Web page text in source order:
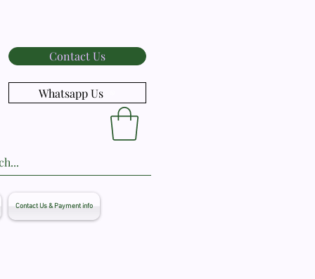
Contact Us
Whatsapp Us
Contact Us & Payment info